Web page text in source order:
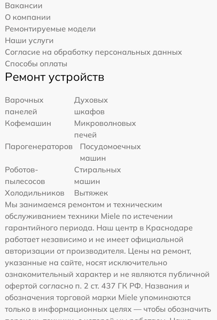
Вакансии
О компании
Ремонтируемые модели
Наши услуги
Согласие на обработку персональных данных
Способы оплаты
Ремонт устройств
Варочных
панелей
Духовых
шкафов
Кофемашин
Микроволновых
печей
Парогенераторов
Посудомоечных
машин
Роботов-
пылесосов
Стиральных
машин
Холодильников
Вытяжек
Мы занимаемся ремонтом и техническим
обслуживанием техники Miele по истечении
гарантийного периода. Наш центр в Краснодаре
работает независимо и не имеет официальной
авторизации от производителя. Цены на ремонт,
указанные на сайте, носят исключительно
ознакомительный характер и не являются публичной
офертой согласно п. 2 ст. 437 ГК РФ. Названия и
обозначения торговой марки Miele упоминаются
только в информационных целях — чтобы обозначить